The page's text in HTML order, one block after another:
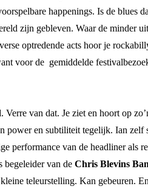
happenings. Is de blues
zijn gebleven. Waar de minder
optredende acts hoor je
voor de gemiddelde
van dat. Je ziet en hoort op
power en subtiliteit tegelijk. Ian zelf
performance van de headliner als
begeleider van de Chris Blevins
teleurstelling. Kan gebeuren.